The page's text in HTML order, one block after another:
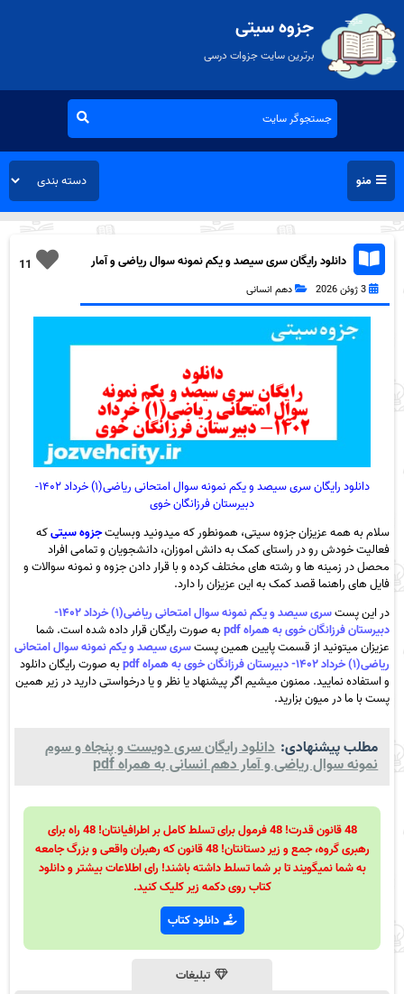
جزوه سیتی
برترین سایت جزوات درسی
منو
11
دانلود رایگان سری سیصد و یکم نمونه سوال ریاضی و آمار
دهم انسانی به همراه pdf
3 ژوئن 2026 دهم انسانی
دانلود رایگان سری سیصد و یکم نمونه سوال امتحانی ریاضی(۱) خرداد ۱۴۰۲-
دبیرستان فرزانگان خوی
سلام به همه عزیزان جزوه سیتی، همونطور که میدونید وبسایتجزوه سیتیکه
فعالیت خودش رو در راستای کمک به دانش اموزان، دانشجویان و تمامی افراد
محصل در زمینه ها و رشته های مختلف کرده و با قرار دادن جزوه و نمونه سوالات و
فایل های راهنما قصد کمک به این عزیزان را دارد.
در این پست
سری سیصد و یکم نمونه سوال امتحانی ریاضی(۱) خرداد ۱۴۰۲-
دبیرستان فرزانگان خوی به همراه pdf
به صورت رایگان قرار داده شده است. شما
عزیزان میتونید از قسمت پایین همین پستسری سیصد و یکم نمونه سوال امتحانی
ریاضی(۱) خرداد ۱۴۰۲- دبیرستان فرزانگان خوی به همراه pdf
به صورت رایگان دانلود
و استفاده نمایید. ممنون میشیم اگر پیشنهاد یا نظر و یا درخواستی دارید در زیر همین
پست با ما در میون بزارید.
مطلب پیشنهادی: دانلود رایگان سری دویست و پنجاه و سوم
نمونه سوال ریاضی و آمار دهم انسانی به همراه pdf
48 قانون قدرت! 48 فرمول برای تسلط کامل بر اطرافیانتان! 48 راه برای
رهبری گروه، جمع و زیر دستانتان! 48 قانون که رهبران واقعی و بزرگ جامعه
به شما نمیگویند تا بر شما تسلط داشته باشند! رای اطلاعات بیشتر و دانلود
کتاب روی دکمه زیر کلیک کنید.
دانلود کتاب
تبلیغات